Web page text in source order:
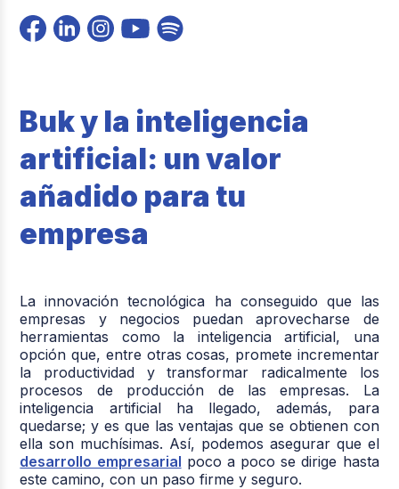
Buk y la inteligencia
artificial: un valor
añadido para tu
empresa
La innovación tecnológica ha conseguido que las
empresas y negocios puedan aprovecharse de
herramientas como la inteligencia artificial, una
opción que, entre otras cosas, promete incrementar
la productividad y transformar radicalmente los
procesos de producción de las empresas. La
inteligencia artificial ha llegado, además, para
quedarse; y es que las ventajas que se obtienen con
ella son muchísimas. Así, podemos asegurar que el
desarrollo empresarial poco a poco se dirige hasta
este camino, con un paso firme y seguro.